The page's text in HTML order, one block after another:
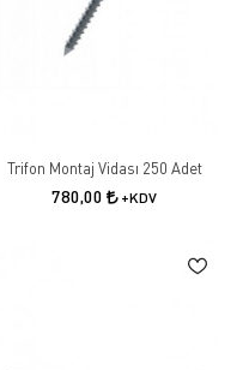
Trifon Montaj Vidası 250 Adet
780,00 +KDV